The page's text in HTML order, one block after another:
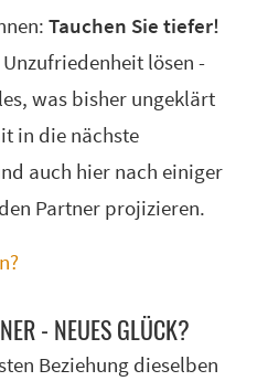
Tauchen Sie tiefer!
lösen -
was bisher ungeklärt
in die nächste
auch hier nach einiger
Partner projizieren.
- NEU­ES GLÜCK?
Beziehung dieselben